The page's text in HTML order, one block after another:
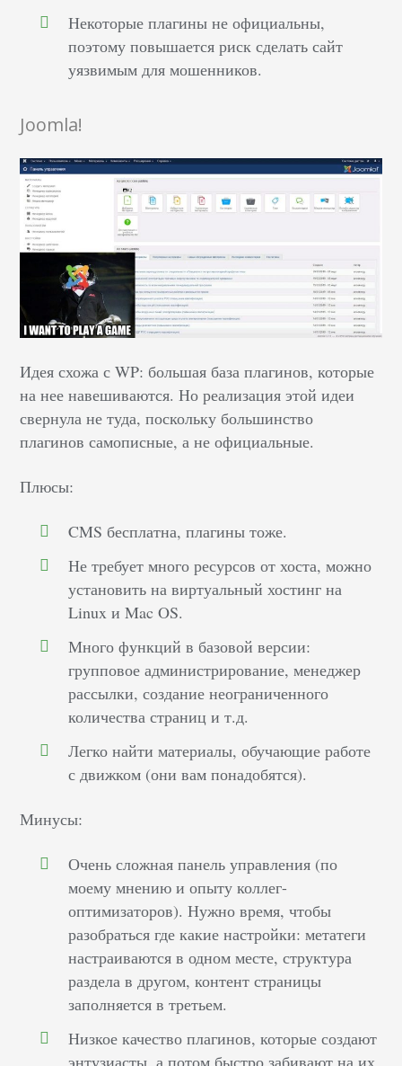
Некоторые плагины не официальны,
поэтому повышается риск сделать сайт
уязвимым для мошенников.
Joomla!
Идея схожа с WP: большая база плагинов, которые
на нее навешиваются. Но реализация этой идеи
свернула не туда, поскольку большинство
плагинов самописные, а не официальные.
Плюсы:
CMS бесплатна, плагины тоже.
Не требует много ресурсов от хоста, можно
установить на виртуальный хостинг на
Linux и Mac OS.
Много функций в базовой версии:
групповое администрирование, менеджер
рассылки, создание неограниченного
количества страниц и т.д.
Легко найти материалы, обучающие работе
с движком (они вам понадобятся).
Минусы:
Очень сложная панель управления (по
моему мнению и опыту коллег-
оптимизаторов). Нужно время, чтобы
разобраться где какие настройки: метатеги
настраиваются в одном месте, структура
раздела в другом, контент страницы
заполняется в третьем.
Низкое качество плагинов, которые создают